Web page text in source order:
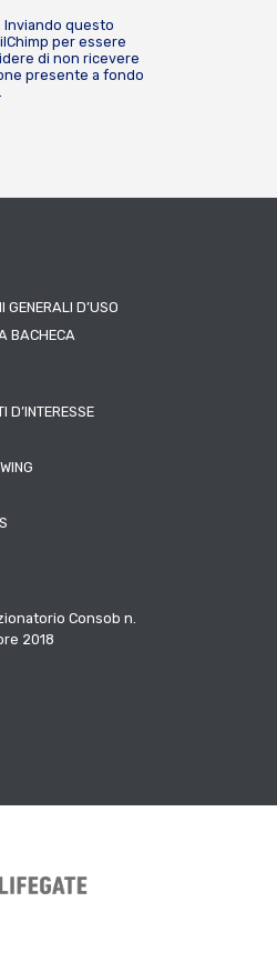
Inviando questo
per essere
di non ricevere
presente a fondo
.
GENERALI D’USO
BACHECA
D’INTERESSE
Consob n.
2018